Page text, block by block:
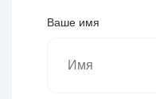
Ваше имя